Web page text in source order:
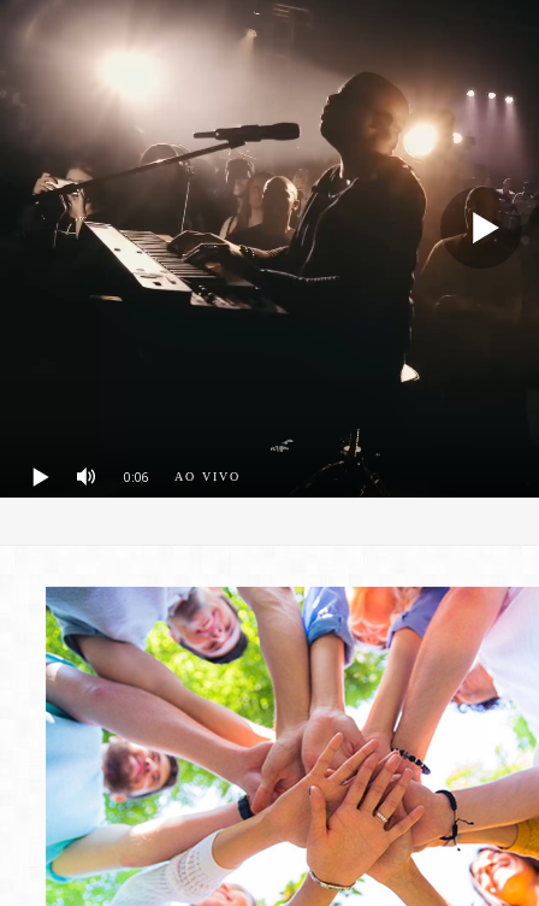
0:06 AO VIVO